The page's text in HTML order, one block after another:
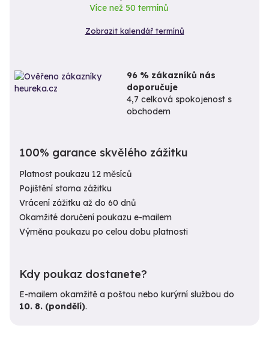
Více než 50 termínů
Zobrazit kalendář termínů
96 % zákazníků nás
doporučuje
4,7 celková spokojenost s
obchodem
100% garance skvělého zážitku
Platnost poukazu 12 měsíců
Pojištění storna zážitku
Vrácení zážitku až do 60 dnů
Okamžité doručení poukazu e-mailem
Výměna poukazu po celou dobu platnosti
Kdy poukaz dostanete?
E-mailem okamžitě a poštou nebo kurýrní službou do
10. 8. (pondělí).